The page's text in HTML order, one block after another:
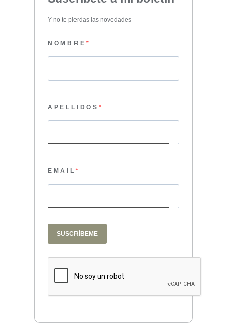
Y no te pierdas las novedades
NOMBRE
APELLIDOS
EMAIL
SUSCRÍBEME